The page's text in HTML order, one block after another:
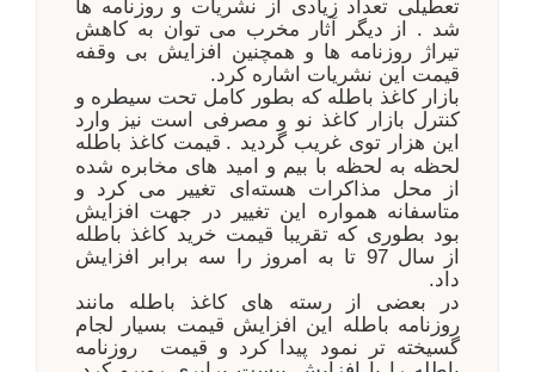
تعطیلی تعداد زیادی از نشریات و روزنامه ها
شد . از دیگر آثار مخرب می توان به کاهش
تیراژ روزنامه ها و همچنین افزایش بی وقفه
قیمت این نشریات اشاره کرد.
بازار کاغذ باطله که بطور کامل تحت سیطره و
کنترل بازار کاغذ نو و مصرفی است نیز وارد
این هزار توی غریب گردید . قیمت کاغذ باطله
لحظه به لحظه با بیم و امید های مخابره شده
از محل مذاکرات هسته‌ای تغییر می کرد و
متاسفانه همواره این تغییر در جهت افزایش
بود بطوری که تقریبا قیمت خرید کاغذ باطله
از سال 97 تا به امروز را سه برابر افزایش
داد.
در بعضی از رسته های کاغذ باطله مانند
روزنامه باطله این افزایش قیمت بسیار لجام
گسیخته تر نمود پیدا کرد و قیمت روزنامه